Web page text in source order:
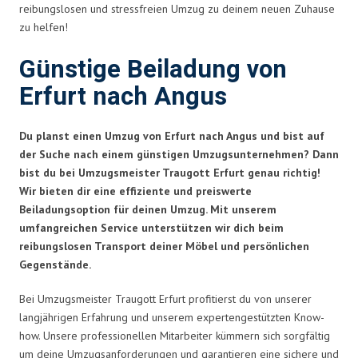
reibungslosen und stressfreien Umzug zu deinem neuen Zuhause
zu helfen!
Günstige Beiladung von
Erfurt nach Angus
Du planst einen Umzug von Erfurt nach Angus und bist auf
der Suche nach einem günstigen Umzugsunternehmen? Dann
bist du bei Umzugsmeister Traugott Erfurt genau richtig!
Wir bieten dir eine effiziente und preiswerte
Beiladungsoption für deinen Umzug. Mit unserem
umfangreichen Service unterstützen wir dich beim
reibungslosen Transport deiner Möbel und persönlichen
Gegenstände.
Bei Umzugsmeister Traugott Erfurt profitierst du von unserer
langjährigen Erfahrung und unserem expertengestützten Know-
how. Unsere professionellen Mitarbeiter kümmern sich sorgfältig
um deine Umzugsanforderungen und garantieren eine sichere und